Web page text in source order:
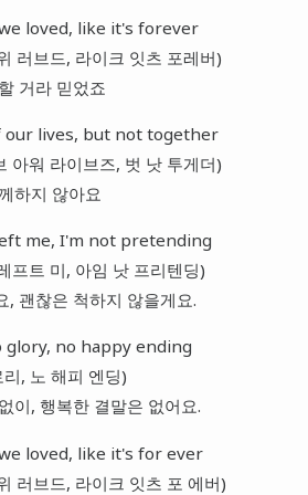
loved, like it's forever
러브드, 라이크 잇츠 포레버)
거라 믿었죠
lives, but not together
아워 라이브즈, 벗 낫 투게더)
하지 않아요
me, I'm not pretending
프트 미, 아임 낫 프리텐딩)
, 괜찮은 척하지 않을게요.
glory, no happy ending
, 노 해피 엔딩)
이, 행복한 결말은 없어요.
loved, like it's for ever
러브드, 라이크 잇츠 포 에버)